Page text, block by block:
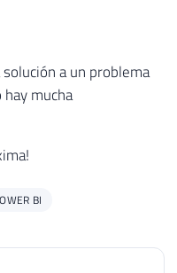
a un problema
mucha
BI